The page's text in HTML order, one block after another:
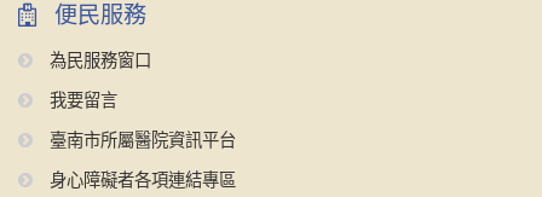
便民服務
為民服務窗口
我要留言
臺南市所屬醫院資訊平台
身心障礙者各項連結專區